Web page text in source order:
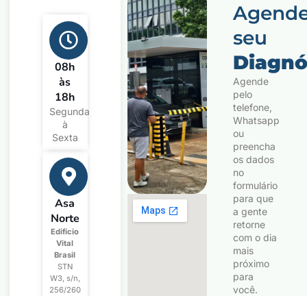
08h
às
18h
Segunda
à
Sexta
Asa
Norte
Edifício
Vital
Brasil
STN
W3, s/n,
256/260
seu
Agende
pelo
telefone,
Whatsapp
ou
preencha
os dados
no
formulário
para que
a gente
retorne
com o dia
mais
próximo
para
você.